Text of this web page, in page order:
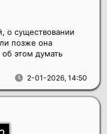
2-01-2026, 14:50
о существовании
позже она
этом думать